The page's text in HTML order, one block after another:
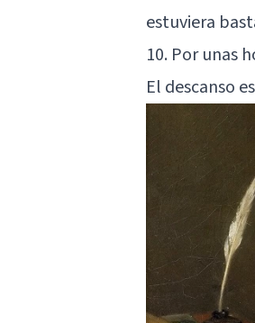
estuviera
10. Por unas
El descanso